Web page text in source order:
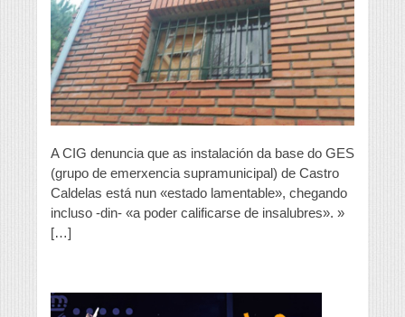
sinala
deficiencias
na
base
do
GES
de
Castro
A CIG denuncia que as instalación da base do GES
(grupo de emerxencia supramunicipal) de Castro
Caldelas está nun «estado lamentable», chegando
incluso -din- «a poder calificarse de insalubres». »
[…]